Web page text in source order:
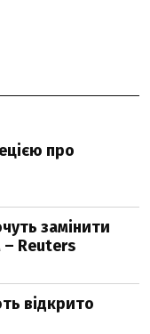
про
замінити
– Reuters
відкрито